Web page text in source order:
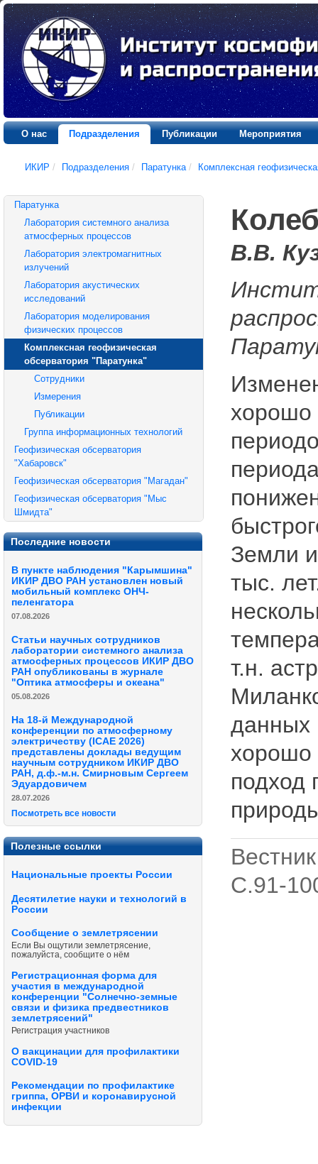
О нас Подразделения Публикации Мероприятия
ИКИР / Подразделения / Паратунка / Комплексная
Паратунка
Лаборатория системного анализа
атмосферных процессов
Лаборатория электромагнитных
излучений
Лаборатория акустических
исследований
Лаборатория моделирования
физических процессов
Комплексная геофизическая
обсерватория "Паратунка"
Сотрудники
Измерения
Публикации
Группа информационных технологий
Геофизическая обсерватория
"Хабаровск"
Геофизическая обсерватория "Магадан"
Геофизическая обсерватория "Мыс
Шмидта"
Последние новости
В пункте наблюдения "Карымшина"
ИКИР ДВО РАН установлен новый
мобильный комплекс ОНЧ-
пеленгатора
07.08.2026
Статьи научных сотрудников
лаборатории системного анализа
атмосферных процессов ИКИР ДВО
РАН опубликованы в журнале
"Оптика атмосферы и океана"
05.08.2026
На 18-й Международной
конференции по атмосферному
электричеству (ICAE 2026)
представлены доклады ведущим
научным сотрудником ИКИР ДВО
РАН, д.ф.-м.н. Смирновым Сергеем
Эдуардовичем
28.07.2026
Посмотреть все новости
Полезные ссылки
Национальные проекты России
Десятилетие науки и технологий в
России
Сообщение о землетрясении
Если Вы ощутили землетрясение,
пожалуйста, сообщите о нём
Регистрационная форма для
участия в международной
конференции "Солнечно-земные
связи и физика предвестников
землетрясений"
Регистрация участников
О вакцинации для профилактики
COVID-19
Рекомендации по профилактике
гриппа, ОРВИ и коронавирусной
инфекции
В.В.
хорошо
Земли
тыс.
т.н.
данных
хорошо
подход
C.91-